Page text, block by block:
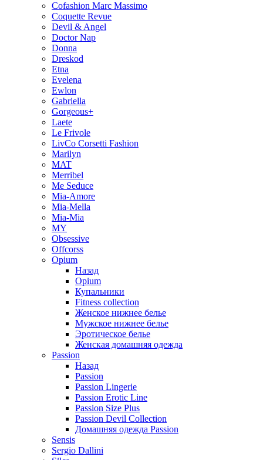
Cofashion Marc Massimo
Coquette Revue
Devil & Angel
Doctor Nap
Donna
Dreskod
Etna
Evelena
Ewlon
Gabriella
Gorgeous+
Laete
Le Frivole
LivCo Corsetti Fashion
Marilyn
MAT
Merribel
Me Seduce
Mia-Amore
Mia-Mella
Mia-Mia
MY
Obsessive
Offcorss
Opium
Назад
Opium
Купальники
Fitness collection
Женское нижнее белье
Мужское нижнее белье
Эротическое белье
Женская домашняя одежда
Passion
Назад
Passion
Passion Lingerie
Passion Erotic Line
Passion Size Plus
Passion Devil Collection
Домашняя одежда Passion
Sensis
Sergio Dallini